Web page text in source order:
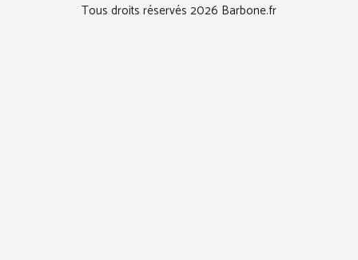
Tous droits réservés 2026 Barbone.fr